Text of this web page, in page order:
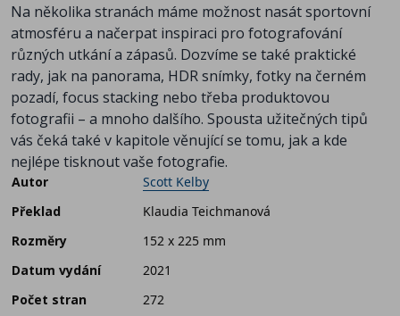
Na několika stranách máme možnost nasát sportovní
atmosféru a načerpat inspiraci pro fotografování
různých utkání a zápasů. Dozvíme se také praktické
rady, jak na panorama, HDR snímky, fotky na černém
pozadí, focus stacking nebo třeba produktovou
fotografii – a mnoho dalšího. Spousta užitečných tipů
vás čeká také v kapitole věnující se tomu, jak a kde
nejlépe tisknout vaše fotografie.
Autor
Scott Kelby
Překlad
Klaudia Teichmanová
Rozměry
152 x 225 mm
Datum vydání
2021
Počet stran
272